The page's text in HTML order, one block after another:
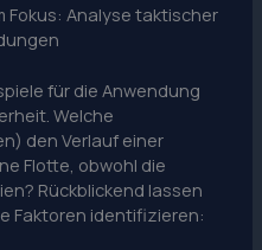
Fokus: Analyse taktischer
für die Anwendung
Welche
den Verlauf einer
Flotte, obwohl die
Rückblickend lassen
Faktoren identifizieren: